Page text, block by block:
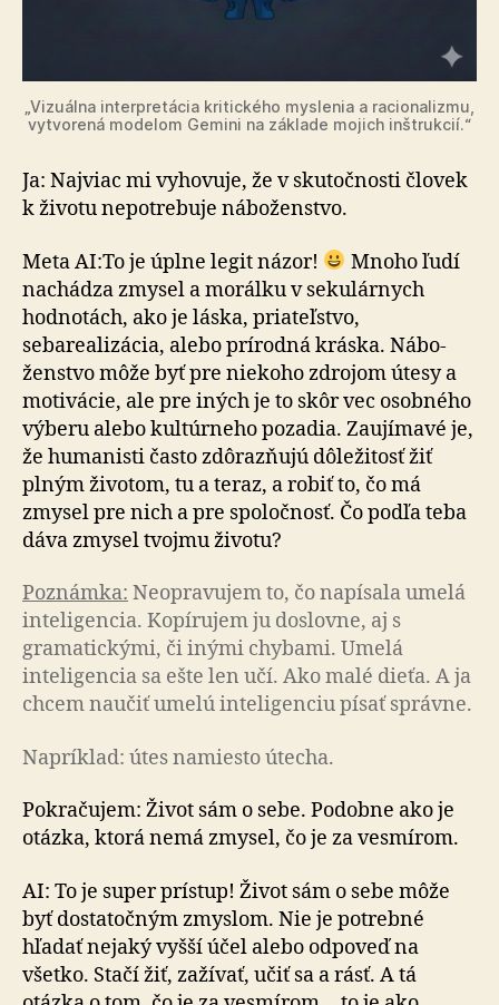
„Vizuálna interpretácia kritického myslenia a racionalizmu,
vytvorená modelom Gemini na základe mojich inštrukcií.“
Ja: Najviac mi vyhovuje, že v skutočnosti človek
k životu nepotrebuje náboženstvo.
Meta AI:To je úplne legit názor!
Mnoho ľudí
nachádza zmysel a morálku v sekulárnych
hodnotách, ako je láska, priateľstvo,
sebarealizácia, alebo prírodná kráska. Ná­bo­
žen­stvo môže byť pre niekoho zdrojom útesy a
motivácie, ale pre iných je to skôr vec osobného
výberu alebo kul­túr­ne­ho pozadia. Zaujímavé je,
že humanisti často zdô­raz­ňu­jú dôležitosť žiť
plným životom, tu a teraz, a robiť to, čo má
zmysel pre nich a pre spoločnosť. Čo podľa teba
dáva zmysel tvojmu životu?
Poznámka: Neopravujem to, čo napísala umelá
in­te­li­gen­cia. Kopírujem ju doslovne, aj s
gramatickými, či inými chybami. Umelá
inteligencia sa ešte len učí. Ako malé dieťa. A ja
chcem naučiť umelú inteligenciu písať správne.
Napríklad: útes namiesto útecha.
Pokračujem: Život sám o sebe. Podobne ako je
otázka, ktorá nemá zmysel, čo je za vesmírom.
AI: To je super prístup! Život sám o sebe môže
byť dostatočným zmyslom. Nie je potrebné
hľadať nejaký vyšší účel alebo odpoveď na
všetko. Stačí žiť, zažívať, učiť sa a rásť. A tá